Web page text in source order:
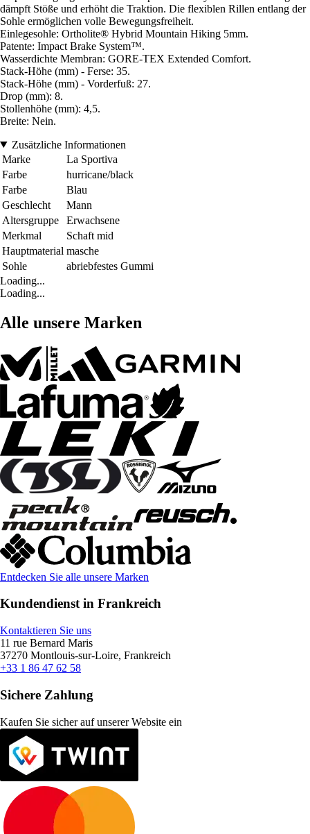
dämpft Stöße und erhöht die Traktion. Die flexiblen Rillen entlang der
Sohle ermöglichen volle Bewegungsfreiheit.
Einlegesohle: Ortholite® Hybrid Mountain Hiking 5mm.
Patente: Impact Brake System™.
Wasserdichte Membran: GORE-TEX Extended Comfort.
Stack-Höhe (mm) - Ferse: 35.
Stack-Höhe (mm) - Vorderfuß: 27.
Drop (mm): 8.
Stollenhöhe (mm): 4,5.
Breite: Nein.
Zusätzliche Informationen
Marke
La Sportiva
Farbe
hurricane/black
Farbe
Blau
Geschlecht
Mann
Altersgruppe
Erwachsene
Merkmal
Schaft mid
Hauptmaterial masche
Sohle
abriebfestes Gummi
Loading...
Loading...
Alle unsere Marken
Entdecken Sie alle unsere Marken
Kundendienst in Frankreich
Kontaktieren Sie uns
11 rue Bernard Maris
37270 Montlouis-sur-Loire, Frankreich
+33 1 86 47 62 58
Sichere Zahlung
Kaufen Sie sicher auf unserer Website ein